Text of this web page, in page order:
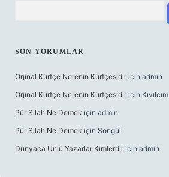
SON YORUMLAR
Orjinal Kürtçe Nerenin Kürtçesidir için admin
Orjinal Kürtçe Nerenin Kürtçesidir için Kıvılcım
Pür Silah Ne Demek için admin
Pür Silah Ne Demek için Songül
Dünyaca Ünlü Yazarlar Kimlerdir için admin